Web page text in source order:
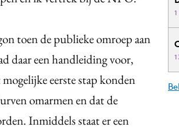
toen de publieke omroep aan
daar een handleiding voor,
eerste stap konden
omarmen en dat de
Inmiddels staat er een